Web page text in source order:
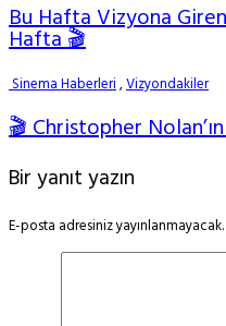
Bu Hafta Vizyona
Hafta 🎬
Sinema Haberleri,Vizyondakiler
🎬 Christopher
Bir yanıt yazın
E-posta adresiniz yayınlanmayacak.